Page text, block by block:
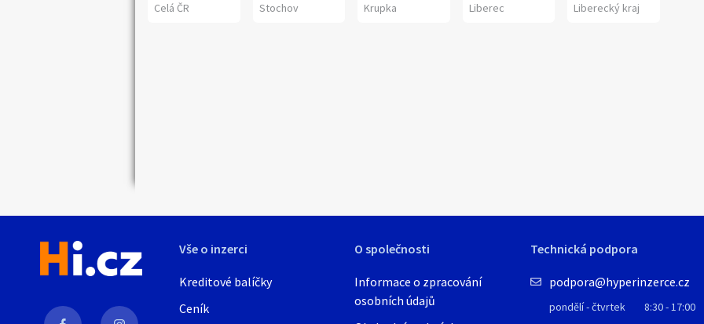
Celá ČR Stochov Krupka Liberec Liberecký kraj
Vše o inzerci
Kreditové balíčky
Ceník
O společnosti
Informace o zpracování
osobních údajů
Technická podpora
podpora@hyperinzerce.cz
pondělí - čtvrtek 8:30 - 17:00